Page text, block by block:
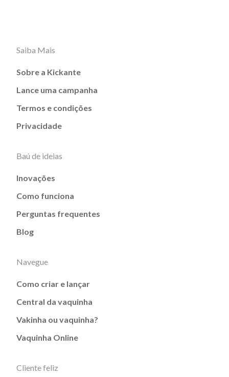
Saiba Mais
Sobre a Kickante
Lance uma campanha
Termos e condições
Privacidade
Baú de ideias
Inovações
Como funciona
Perguntas frequentes
Blog
Navegue
Como criar e lançar
Central da vaquinha
Vakinha ou vaquinha?
Vaquinha Online
Cliente feliz